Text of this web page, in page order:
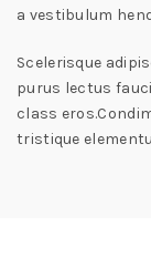
a vestibulum
Scelerisque
purus lectus
class
tristique